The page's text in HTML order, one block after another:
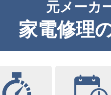
元メーカ
家電修理